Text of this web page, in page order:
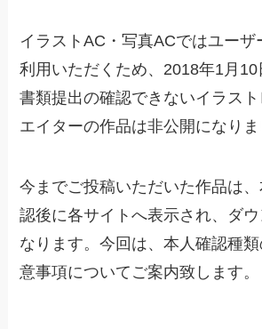
イラストAC・写真ACではユーザ
利用いただくため、2018年1月
書類提出の確認できないイラス
エイターの作品は非公開になりま
今までご投稿いただいた作品は
認後に各サイトへ表示され、ダ
なります。今回は、本人確認種
意事項についてご案内致します。